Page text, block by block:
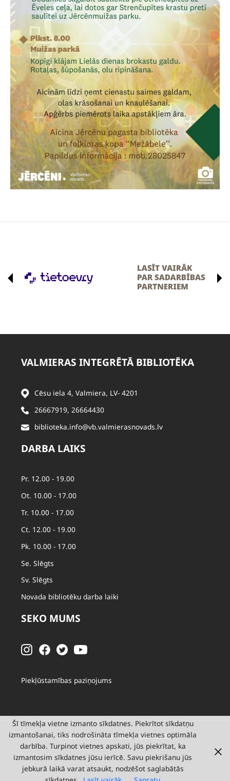
VALMIERAS INTEGRĒTĀ BIBLIOTĒKA
Cēsu iela 4, Valmiera, LV- 4201
26667919, 26664430
biblioteka.info@vb.valmierasnovads.lv
DARBA LAIKS
Pr. 12.00 - 19.00
Ot. 10.00 - 17.00
Tr. 10.00 - 17.00
Ct. 12.00 - 19.00
Pk. 10.00 - 17.00
Se. Slēgts
Sv. Slēgts
Novada bibliotēku darba laiki
SEKO MUMS
Piekļūstamības paziņojums
© 2026 Valmieras novada pašvaldība
Šī tīmekļa vietne izmanto sīkdatnes. Piekrītot sīkdatņu
izmantošanai, tiks nodrošināta tīmekļa vietnes optimāla
darbība. Turpinot vietnes apskati, jūs piekrītat, ka
izmantosim sīkdatnes jūsu ierīcē. Savu piekrišanu jūs
jebkurā laikā varat atsaukt, nodzēšot saglabātās